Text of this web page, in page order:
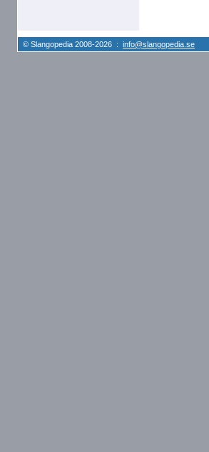
© Slangopedia 2008-2026 : info@slangopedia.se